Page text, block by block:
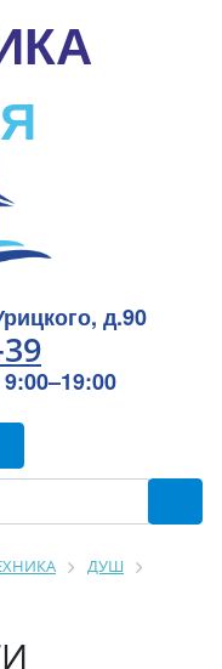
д.90
ДУШ